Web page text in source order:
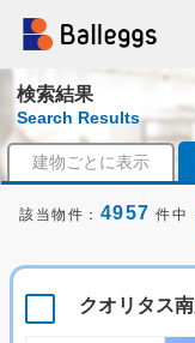
検索結果
Search Results
建物ごとに表示
該当物件： 4957 件中
クオリタス